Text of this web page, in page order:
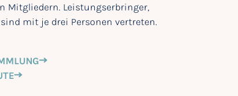
Mitgliedern. Leistungserbringer,
mit je drei Personen vertreten.